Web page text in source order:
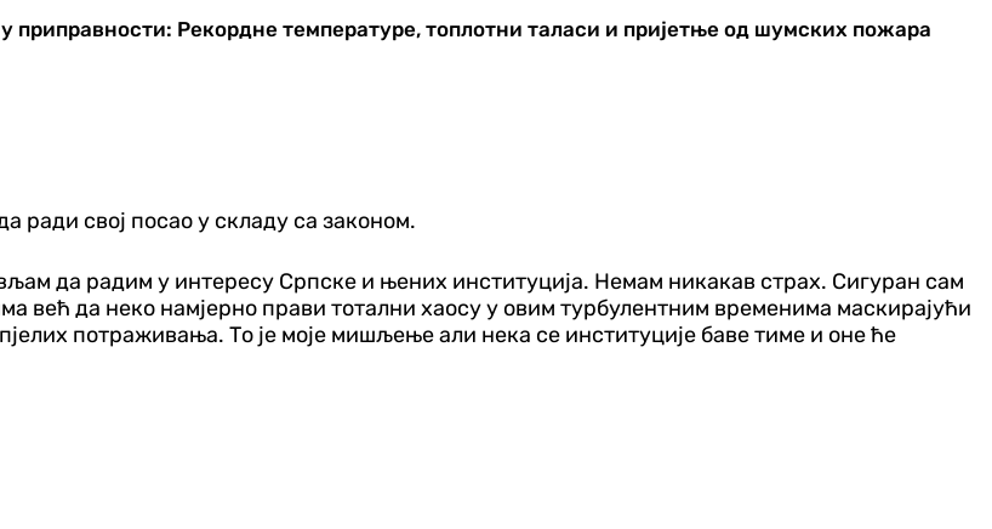
приправности: Рекордне температуре, топлотни таласи и пријетње од шумских пожара
ради свој посао у складу са законом.
да радим у интересу Српске и њених институција. Немам никакав страх. Сигуран сам
већ да неко намјерно прави тотални хаосу у овим турбулентним временима маскирајући
потраживања. То је моје мишљење али нека се институције баве тиме и оне ће